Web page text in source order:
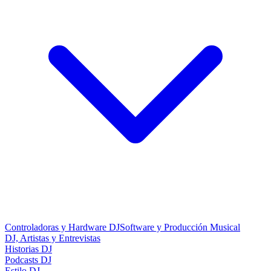
Controladoras y Hardware DJSoftware y Producción Musical
DJ, Artistas y Entrevistas
Historias DJ
Podcasts DJ